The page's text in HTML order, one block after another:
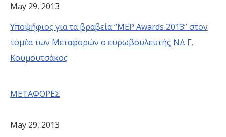
May 29, 2013
Υποψήφιος για τα βραβεία “ΜΕP Awards 2013” στον
τομέα των Μεταφορών ο ευρωβουλευτής ΝΔ Γ.
Κουμουτσάκος
ΜΕΤΑΦΟΡΕΣ
May 29, 2013